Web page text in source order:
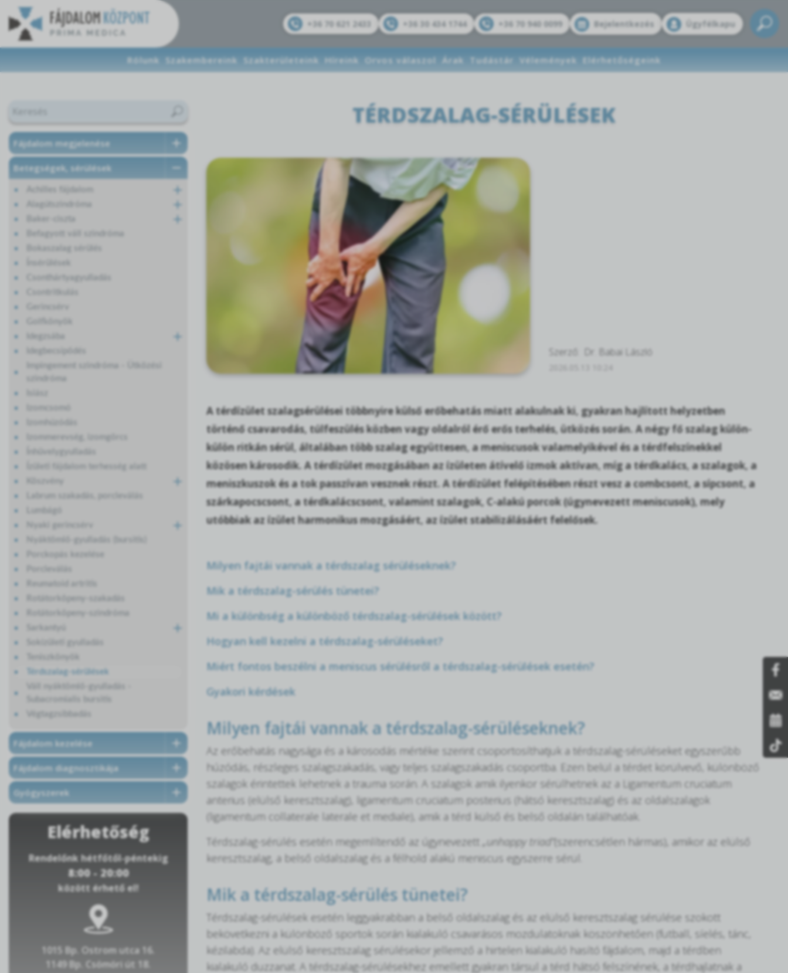
+36 70 621 2433 +36 30 434 1744 +36 70 940 0099 Bejelentkezés Ügyfélkapu
Rólunk Szakembereink Szakterületeink Híreink Orvos válaszol Árak Tudástár Vélemények Elérhetőségeink
Fájdalom megjelenése
Betegségek, sérülések
Térdszalag-sérülések
Fájdalom kezelése
Fájdalom diagnosztikája
Gyógyszerek
Elérhetőség
Rendelőnk hétfőtől-péntekig
8:00 - 20:00
között érhető el!
1015 Bp. Ostrom utca 16.
1149 Bp. Csömöri út 18.
TÉRDSZALAG-SÉRÜLÉSEK
Szerző: Dr. Babai László
A térdízület szalagsérülései többnyire külső erőbehatás miatt alakulnak ki, gyakran hajlított helyzetben
történő csavarodás, túlfeszülés közben vagy oldalról érő erős terhelés, ütközés során. A négy fő szalag külön-
külön ritkán sérül, általában több szalag együttesen, a meniscusok valamelyikével és a térdfelszínekkel
közösen károsodik. A térdízület mozgásában az ízületen átívelő izmok aktívan, míg a térdkalács, a szalagok, a
meniszkuszok és a tok passzívan vesznek részt. A térdízület felépítésében részt vesz a combcsont, a sípcsont, a
szárkapocscsont, a térdkalácscsont, valamint szalagok, C-alakú porcok (úgynevezett meniscusok), mely
utóbbiak az ízület harmonikus mozgásáért, az ízület stabilizálásáért felelősek.
Milyen fajtái vannak a térdszalag sérüléseknek?
Mik a térdszalag-sérülés tünetei?
Mi a különbség a különböző térdszalag-sérülések között?
Hogyan kell kezelni a térdszalag-sérüléseket?
Miért fontos beszélni a meniscus sérülésről a térdszalag-sérülések esetén?
Gyakori kérdések
Milyen fajtái vannak a térdszalag-sérüléseknek?
Az erőbehatás nagysága és a károsodás mértéke szerint csoportosíthatjuk a térdszalag-sérüléseket egyszerűbb
húzódás, részleges szalagszakadás, vagy teljes szalagszakadás csoportba. Ezen belül a térdet körülvevő, különböző
szalagok érintettek lehetnek a trauma során. A szalagok amik ilyenkor sérülhetnek az a Ligamentum cruciatum
anterius (elülső keresztszalag), ligamentum cruciatum posterius (hátsó keresztszalag) és az oldalszalagok
(ligamentum collaterale laterale et mediale), amik a térd külső és belső oldalán találhatóak.
Térdszalag-sérülés esetén megemlítendő az úgynevezett „unhappy triad”(szerencsétlen hármas), amikor az elülső
keresztszalag, a belső oldalszalag és a félhold alakú meniscus egyszerre sérül.
Mik a térdszalag-sérülés tünetei?
Térdszalag-sérülések esetén leggyakrabban a belső oldalszalag és az elülső keresztszalag sérülése szokott
bekövetkezni a különböző sportok során kialakuló csavarásos mozdulatoknak köszönhetően (futball, síelés, tánc,
kézilabda). Az elülső keresztszalag sérülésekor jellemző a hirtelen kialakuló hasító fájdalom, majd a térdben
kialakuló duzzanat. A térdszalag-sérülésekhez emellett gyakran társul a térd hátsó felszínének, a térdhajlatnak a